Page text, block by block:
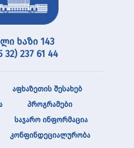
ხაზი 143
32) 237 61 44
აფხაზეთის შესახებ
პროგრამები
საჯარო ინფორმაცია
კონფინდეციალურობა